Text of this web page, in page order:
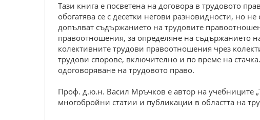
Тази книга е посветена на договора в трудовото
обогатява се с десетки негови разновидности, но
допълват съдържанието на трудовите
правоотношения, за определяне на съдържанието
колективните трудови правоотношения чрез
трудови спорове, включително и по време на
одоговоряване на трудовото право.
Проф. д.ю.н. Васил Мръчков е автор на учебниците
многобройни статии и публикации в областта на